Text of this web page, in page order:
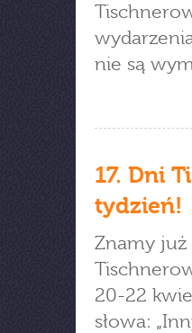
nie są
17. Dni
tydzień!
Znamy już
20-22
słowa: